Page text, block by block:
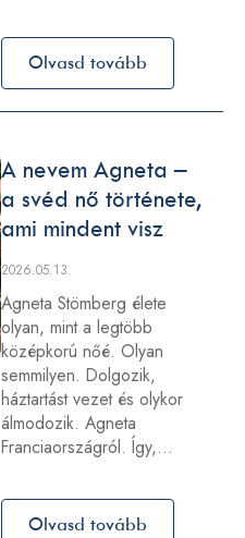
Olvasd tovább
A nevem Agneta –
a svéd nő története,
ami mindent visz
2026.05.13.
Agneta Stömberg élete
olyan, mint a legtöbb
középkorú nőé. Olyan
semmilyen. Dolgozik,
háztartást vezet és olykor
álmodozik. Agneta
Franciaországról. Így,…
Olvasd tovább